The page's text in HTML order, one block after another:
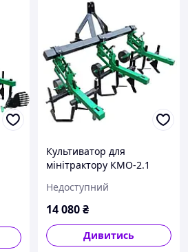
Культиватор для
мінітрактору КМО-2.1
Недоступний
14 080₴
Дивитись